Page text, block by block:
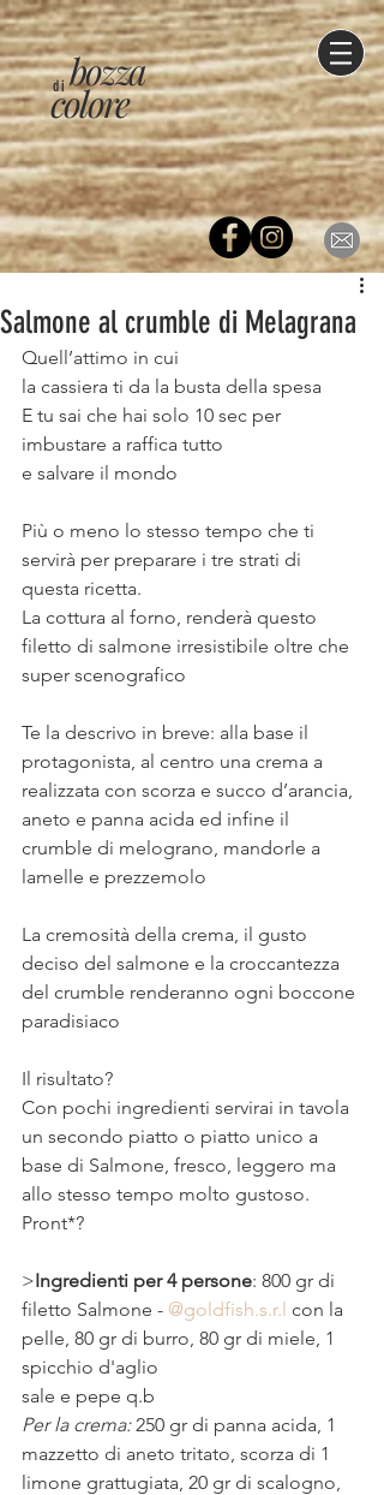
di
colore
bozza
Salmone al crumble di Melagrana
Quell’attimo in cui
la cassiera ti da la busta della spesa
E tu sai che hai solo 10 sec per
imbustare a raffica tutto
e salvare il mondo
Più o meno lo stesso tempo che ti
servirà per preparare i tre strati di
questa ricetta.
La cottura al forno, renderà questo
filetto di salmone irresistibile oltre che
super scenografico
Te la descrivo in breve: alla base il
protagonista, al centro una crema a
realizzata con scorza e succo d’arancia,
aneto e panna acida ed infine il
crumble di melograno, mandorle a
lamelle e prezzemolo
La cremosità della crema, il gusto
deciso del salmone e la croccantezza
del crumble renderanno ogni boccone
paradisiaco
Il risultato?
Con pochi ingredienti servirai in tavola
un secondo piatto o piatto unico a
base di Salmone, fresco, leggero ma
allo stesso tempo molto gustoso.
Pront*?
>Ingredienti per 4 persone: 800 gr di
filetto Salmone - @goldfish.s.r.l con la
pelle, 80 gr di burro, ﻿﻿80 gr di miele, 1
spicchio d'aglio
sale e pepe q.b
Per la crema: 250 gr di panna acida, 1
mazzetto di aneto tritato, scorza di 1
limone grattugiata, 20 gr di scalogno,